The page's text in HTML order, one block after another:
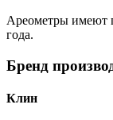
Ареометры имеют
года.
Бренд
Клин